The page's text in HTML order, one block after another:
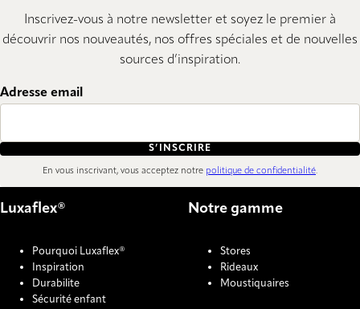
Inscrivez-vous à notre newsletter et soyez le premier à
découvrir nos nouveautés, nos offres spéciales et de nouvelles
sources d’inspiration.
Adresse email
S’INSCRIRE
En vous inscrivant, vous acceptez notre politique de confidentialité.
Luxaflex®
Pourquoi Luxaflex®
Inspiration
Durabilite
Sécurité enfant
Notre gamme
Stores
Rideaux
Moustiquaires